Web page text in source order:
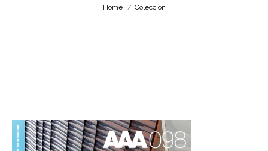
You are here:
Home Colección